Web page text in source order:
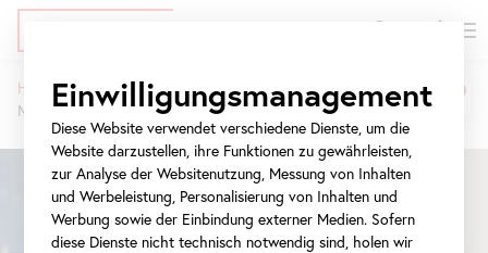
zum
Meta-
Navigation
springen
Navigation
springen
Migration
als
Identitätssuche
Pfadnavigation
Home
Wissenschaftliche Veranstaltungen
Migration als Identitätssuche
Einwilligungsmanagement
Diese Website verwendet verschiedene Dienste, um die
Website darzustellen, ihre Funktionen zu gewährleisten,
zur Analyse der Websitenutzung, Messung von Inhalten
und Werbeleistung, Personalisierung von Inhalten und
Werbung sowie der Einbindung externer Medien. Sofern
diese Dienste nicht technisch notwendig sind, holen wir